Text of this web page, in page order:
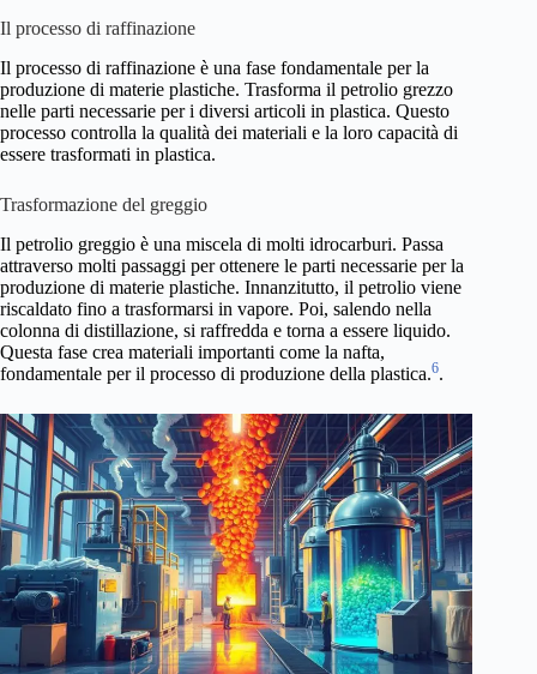
Il processo di raffinazione
Il processo di raffinazione è una fase fondamentale per la
produzione di materie plastiche. Trasforma il petrolio grezzo
nelle parti necessarie per i diversi articoli in plastica. Questo
processo controlla la qualità dei materiali e la loro capacità di
essere trasformati in plastica.
Trasformazione del greggio
Il petrolio greggio è una miscela di molti idrocarburi. Passa
attraverso molti passaggi per ottenere le parti necessarie per la
produzione di materie plastiche. Innanzitutto, il petrolio viene
riscaldato fino a trasformarsi in vapore. Poi, salendo nella
colonna di distillazione, si raffredda e torna a essere liquido.
Questa fase crea materiali importanti come la nafta,
fondamentale per il processo di produzione della plastica.6.